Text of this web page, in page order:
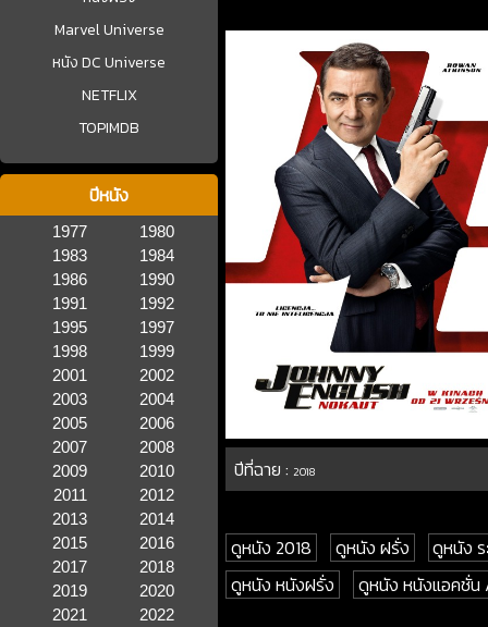
Marvel Universe
หนัง DC Universe
NETFLIX
TOPIMDB
ปีหนัง
1977
1980
1983
1984
1986
1990
1991
1992
1995
1997
1998
1999
2001
2002
2003
2004
2005
2006
2007
2008
2009
2010
2011
2012
2013
2014
2015
2016
2017
2018
2019
2020
2021
2022
ปีที่ฉาย :2018
ดูหนัง 2018 ดูหนัง ฝรั่ง
ดูหนัง
ดูหนัง หนังฝรั่ง
ดูหนัง หนังแอคชั่น